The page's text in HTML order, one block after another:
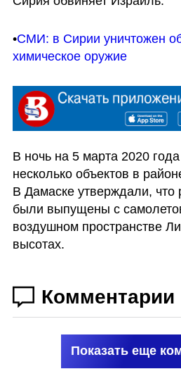
•СМИ: в Сирии уничтожен
химическое оружие
В ночь на 5 марта 2020
несколько объектов в
В Дамаске утверждали, что
были выпущены с
воздушном пространстве
высотах.
Комментарии
Показать еще